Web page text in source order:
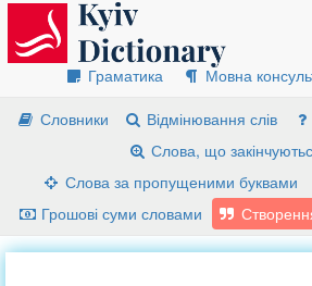
Граматика
Мовна
Словники
Відмінювання слів
Слова, що
Слова за пропущеними буквами
Грошові суми словами